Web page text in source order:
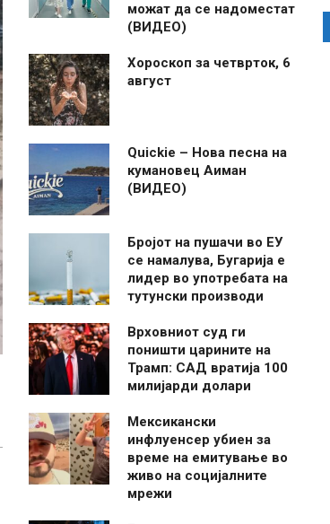
можат да се надоместат
(ВИДЕО)
Хороскоп за четврток, 6
август
Quickie – Нова песна на
кумановец Аиман
(ВИДЕО)
Бројот на пушачи во ЕУ
се намалува, Бугарија е
лидер во употребата на
тутунски производи
Врховниот суд ги
поништи царините на
Трамп: САД вратија 100
милијарди долари
Мексикански
инфлуенсер убиен за
време на емитување во
живо на социјалните
мрежи